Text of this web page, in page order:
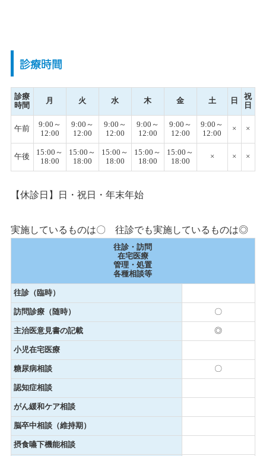
診療時間
診療
時間
月 火 水 木 金 土 日
祝
日
午前
9:00～
12:00
9:00～
12:00
9:00～
12:00
9:00～
12:00
9:00～
12:00
9:00～
12:00
× ×
午後
15:00～
18:00
15:00～
18:00
15:00～
18:00
15:00～
18:00
15:00～
18:00
× × ×
【休診日】日・祝日・年末年始
実施しているものは〇 往診でも実施しているものは◎
往診・訪問
在宅医療
管理・処置
各種相談等
往診（臨時）
訪問診療（随時） 〇
主治医意見書の記載 ◎
小児在宅医療
糖尿病相談 〇
認知症相談
がん緩和ケア相談
脳卒中相談（維持期）
摂食嚥下機能相談